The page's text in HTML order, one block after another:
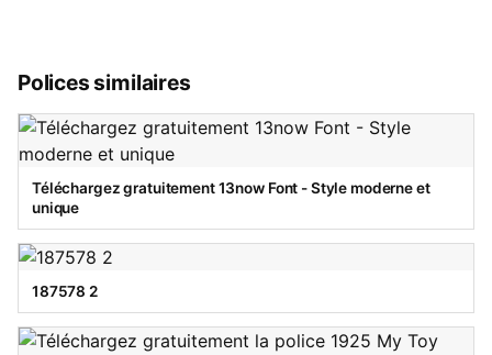
Polices similaires
Téléchargez gratuitement 13now Font - Style moderne et
unique
187578 2